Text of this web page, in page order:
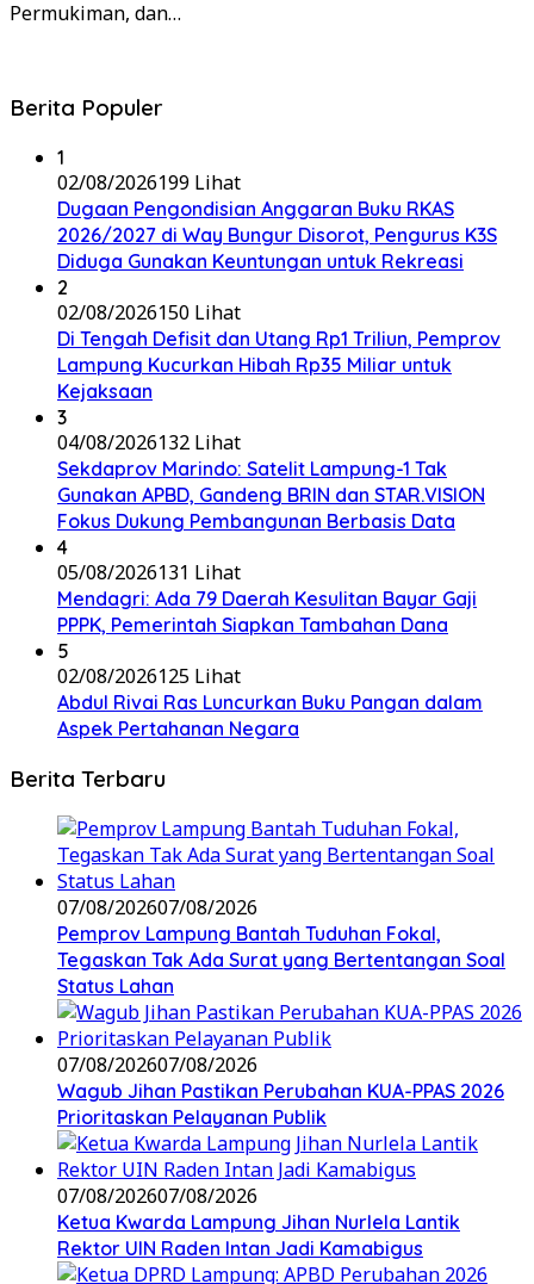
Permukiman, dan…
Berita Populer
1
02/08/2026199 Lihat
Dugaan Pengondisian Anggaran Buku RKAS
2026/2027 di Way Bungur Disorot, Pengurus K3S
Diduga Gunakan Keuntungan untuk Rekreasi
2
02/08/2026150 Lihat
Di Tengah Defisit dan Utang Rp1 Triliun, Pemprov
Lampung Kucurkan Hibah Rp35 Miliar untuk
Kejaksaan
3
04/08/2026132 Lihat
Sekdaprov Marindo: Satelit Lampung-1 Tak
Gunakan APBD, Gandeng BRIN dan STAR.VISION
Fokus Dukung Pembangunan Berbasis Data
4
05/08/2026131 Lihat
Mendagri: Ada 79 Daerah Kesulitan Bayar Gaji
PPPK, Pemerintah Siapkan Tambahan Dana
5
02/08/2026125 Lihat
Abdul Rivai Ras Luncurkan Buku Pangan dalam
Aspek Pertahanan Negara
Berita Terbaru
07/08/202607/08/2026
Pemprov Lampung Bantah Tuduhan Fokal,
Tegaskan Tak Ada Surat yang Bertentangan Soal
Status Lahan
07/08/202607/08/2026
Wagub Jihan Pastikan Perubahan KUA-PPAS 2026
Prioritaskan Pelayanan Publik
07/08/202607/08/2026
Ketua Kwarda Lampung Jihan Nurlela Lantik
Rektor UIN Raden Intan Jadi Kamabigus